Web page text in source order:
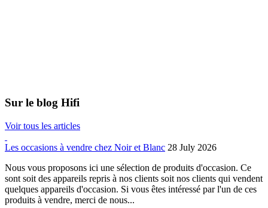
Sur le blog Hifi
Voir tous les articles
Les occasions à vendre chez Noir et Blanc 28 July 2026
Nous vous proposons ici une sélection de produits d'occasion. Ce
sont soit des appareils repris à nos clients soit nos clients qui vendent
quelques appareils d'occasion. Si vous êtes intéressé par l'un de ces
produits à vendre, merci de nous...